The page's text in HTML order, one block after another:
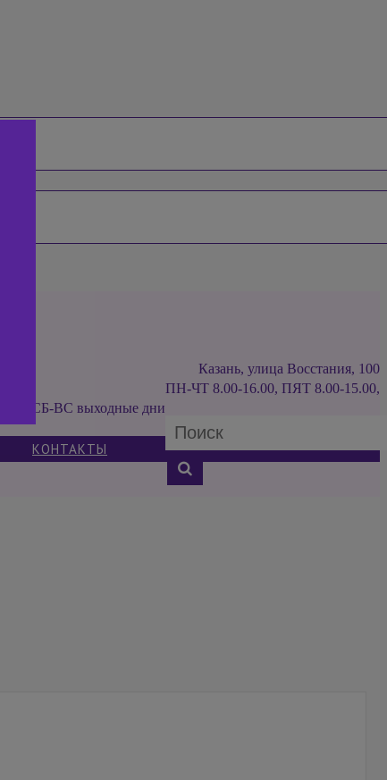
Казань, улица Восстания, 100
ПН-ЧТ 8.00-16.00, ПЯТ 8.00-15.00,
СБ-ВС выходные дни
КОНТАКТЫ